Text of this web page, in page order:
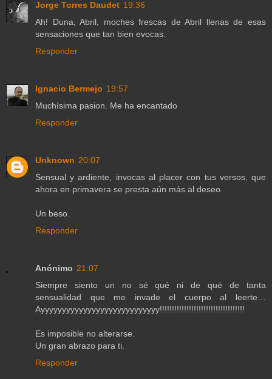
Jorge Torres Daudet 19:36
Ah! Duna, Abril, moches frescas de Abril llenas de esas
sensaciones que tan bien evocas.
Responder
Ignacio Bermejo 19:57
Muchísima pasion. Me ha encantado
Responder
Unknown 20:07
Sensual y ardiente, invocas al placer con tus versos, que
ahora en primavera se presta aún más al deseo.
Un beso.
Responder
Anónimo 21:07
Siempre siento un no sé qué ni de qué de tanta
sensualidad que me invade el cuerpo al leerte…
Ayyyyyyyyyyyyyyyyyyyyyyyyyyyy!!!!!!!!!!!!!!!!!!!!!!!!!!!!!!!!!!!
Es imposible no alterarse.
Un gran abrazo para ti.
Responder